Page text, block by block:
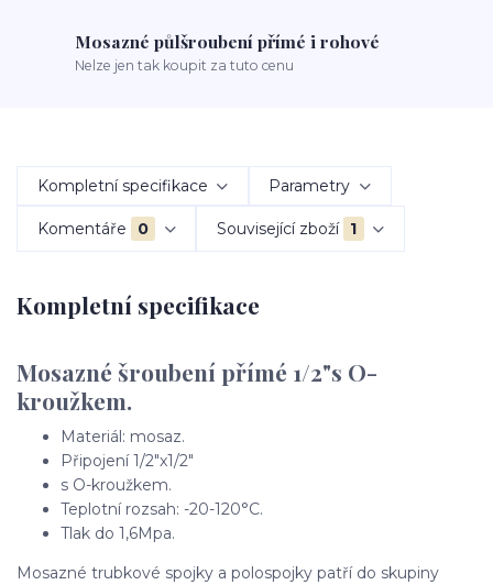
Mosazné půlšroubení přímé i rohové
Nelze jen tak koupit za tuto cenu
Kompletní specifikace Parametry
Komentáře 0 Související zboží 1
Kompletní specifikace
Mosazné šroubení přímé 1/2"s O-
kroužkem.
Materiál: mosaz.
Připojení 1/2"x1/2"
s O-kroužkem.
Teplotní rozsah: -20-120°C.
Tlak do 1,6Mpa.
Mosazné trubkové spojky a polospojky patří do skupiny